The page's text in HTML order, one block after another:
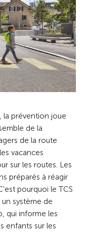
la prévention joue
de la
de la route
vacances
sur les routes. Les
préparés à réagir
pourquoi le TCS
système de
qui informe les
enfants sur les